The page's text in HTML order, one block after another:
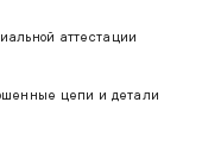
аттестации
цепи и детали